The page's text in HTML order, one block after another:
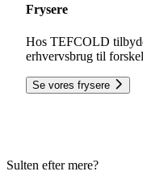
Frysere
Hos TEFCOLD
erhvervsbrug til
Se vores frysere
Sulten efter mere?